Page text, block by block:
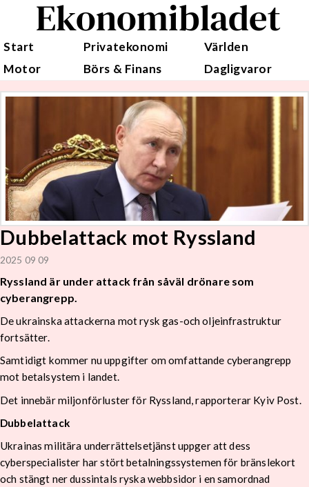
Ekonomibladet
Start Privatekonomi
Världen
Motor
Börs & Finans Dagligvaror
Dubbelattack mot Ryssland
2025 09 09
Ryssland är under attack från såväl drönare som
cyberangrepp.
De ukrainska attackerna mot rysk gas-och oljeinfrastruktur
fortsätter.
Samtidigt kommer nu uppgifter om omfattande cyberangrepp
mot betalsystem i landet.
Det innebär miljonförluster för Ryssland, rapporterar Kyiv Post.
Dubbelattack
Ukrainas militära underrättelsetjänst uppger att dess
cyberspecialister har stört betalningssystemen för bränslekort
och stängt ner dussintals ryska webbsidor i en samordnad